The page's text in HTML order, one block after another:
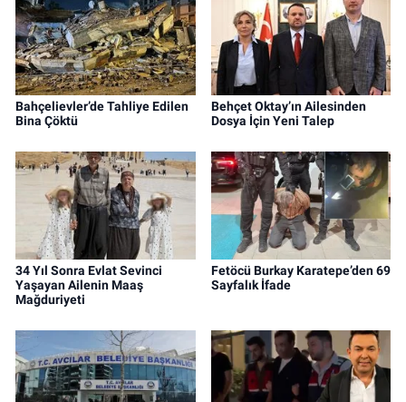
Bahçelievler’de Tahliye Edilen
Bina Çöktü
Behçet Oktay’ın Ailesinden
Dosya İçin Yeni Talep
34 Yıl Sonra Evlat Sevinci
Yaşayan Ailenin Maaş
Mağduriyeti
Fetöcü Burkay Karatepe’den 69
Sayfalık İfade